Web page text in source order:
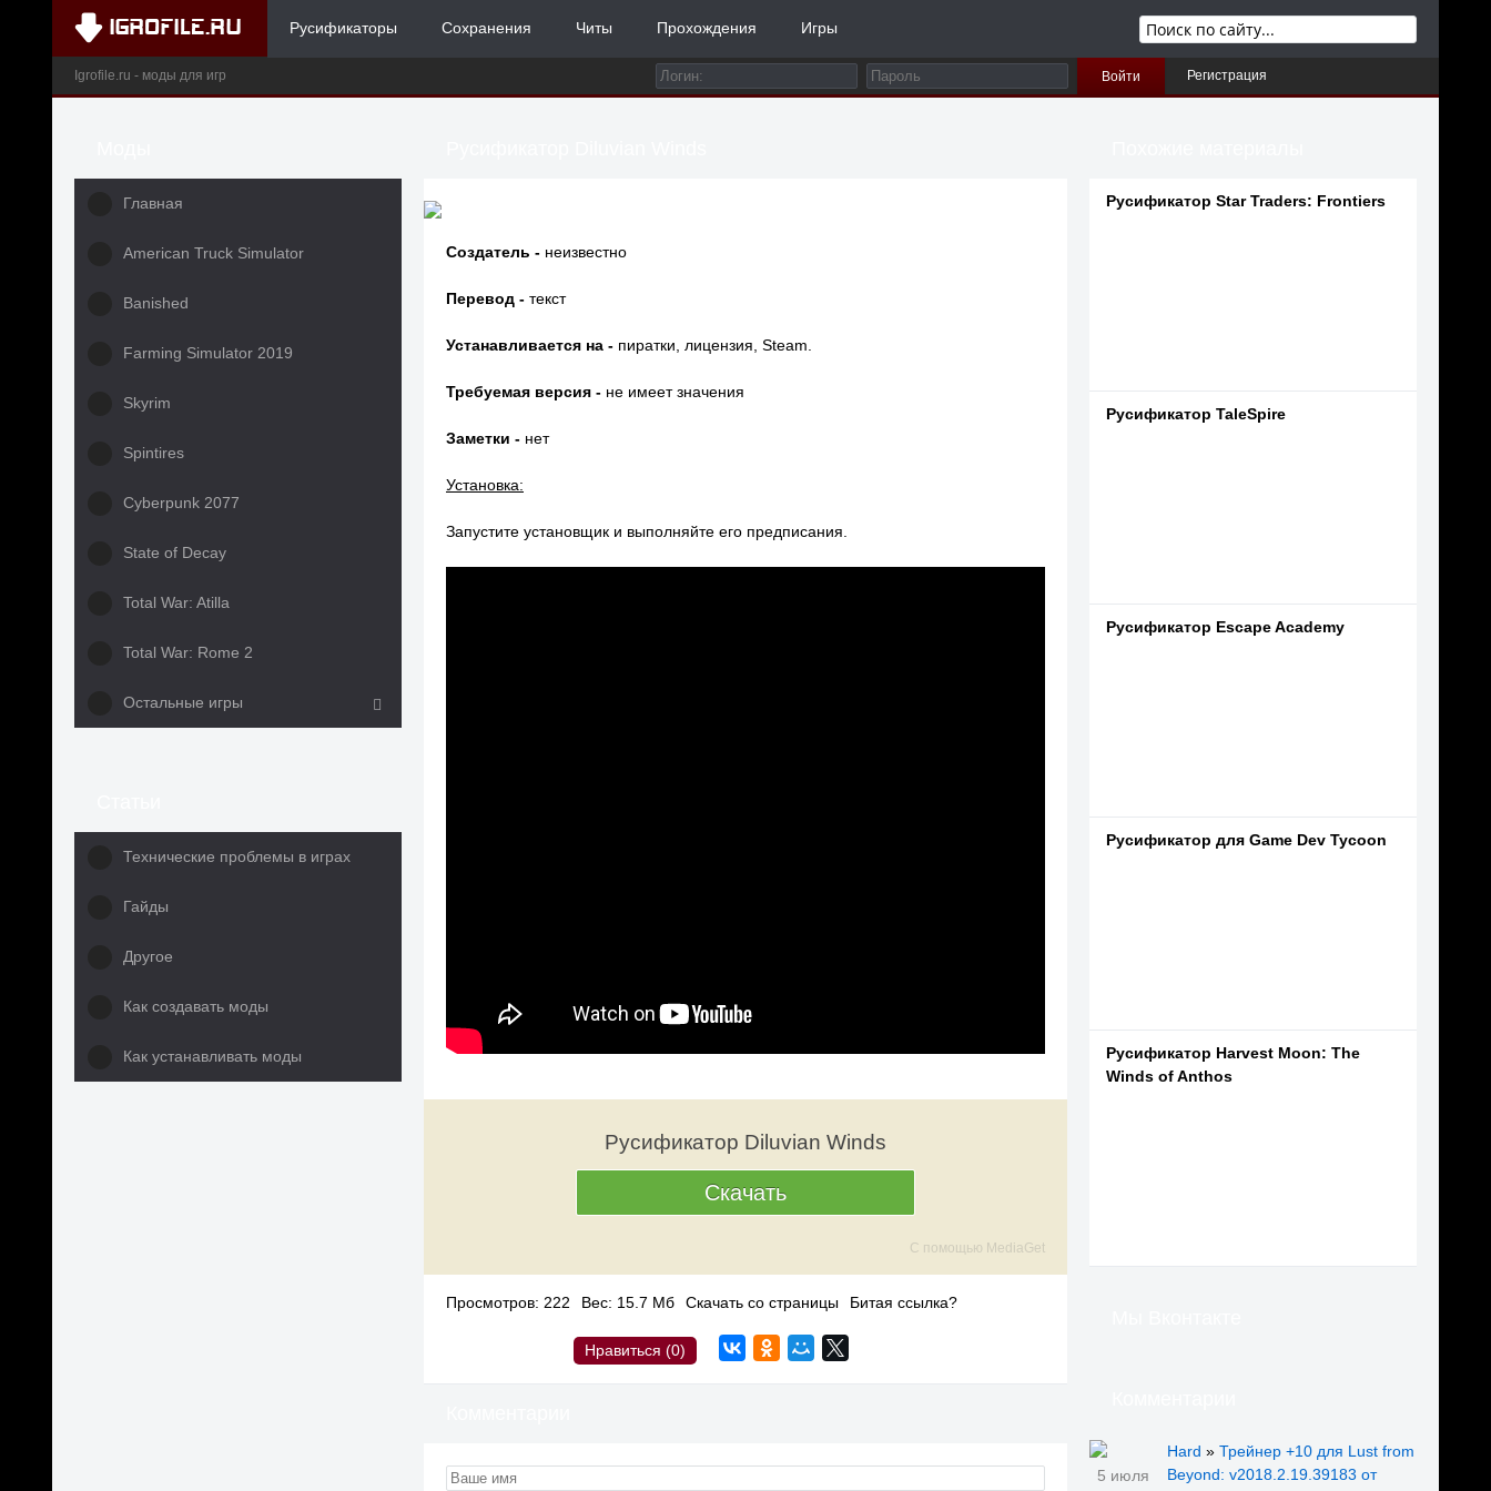
Русификаторы Сохранения Читы Прохождения Игры
Igrofile.ru - моды для игр Войти Регистрация
Главная
American Truck Simulator
Banished
Farming Simulator 2019
Skyrim
Spintires
Cyberpunk 2077
State of Decay
Total War: Atilla
Total War: Rome 2
Остальные игры
Технические проблемы в играх
Гайды
Другое
Как создавать моды
Как устанавливать моды
Создатель - неизвестно
Перевод - текст
Устанавливается на - пиратки, лицензия, Steam.
Требуемая версия - не имеет значения
Заметки - нет
Установка:
Запустите установщик и выполняйте его предписания.
Русификатор Diluvian Winds
Скачать
С помощью MediaGet
Просмотров: 222 Вес: 15.7 Мб Скачать со страницы Битая ссылка?
Нравиться (0)
Русификатор Star Traders: Frontiers
Русификатор TaleSpire
Русификатор Escape Academy
Русификатор для Game Dev Tycoon
Русификатор Harvest Moon: The
Winds of Anthos
5 июля
Hard » Трейнер +10 для Lust from
Beyond: v2018.2.19.39183 от